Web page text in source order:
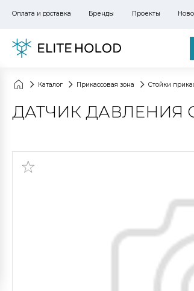
Оплата и доставка Бренды Проекты
Каталог Прикассовая зона Стойки
ДАТЧИК ДАВЛЕНИЯ